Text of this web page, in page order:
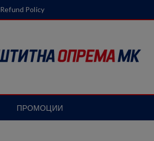
Refund Policy
ПРОМОЦИИ